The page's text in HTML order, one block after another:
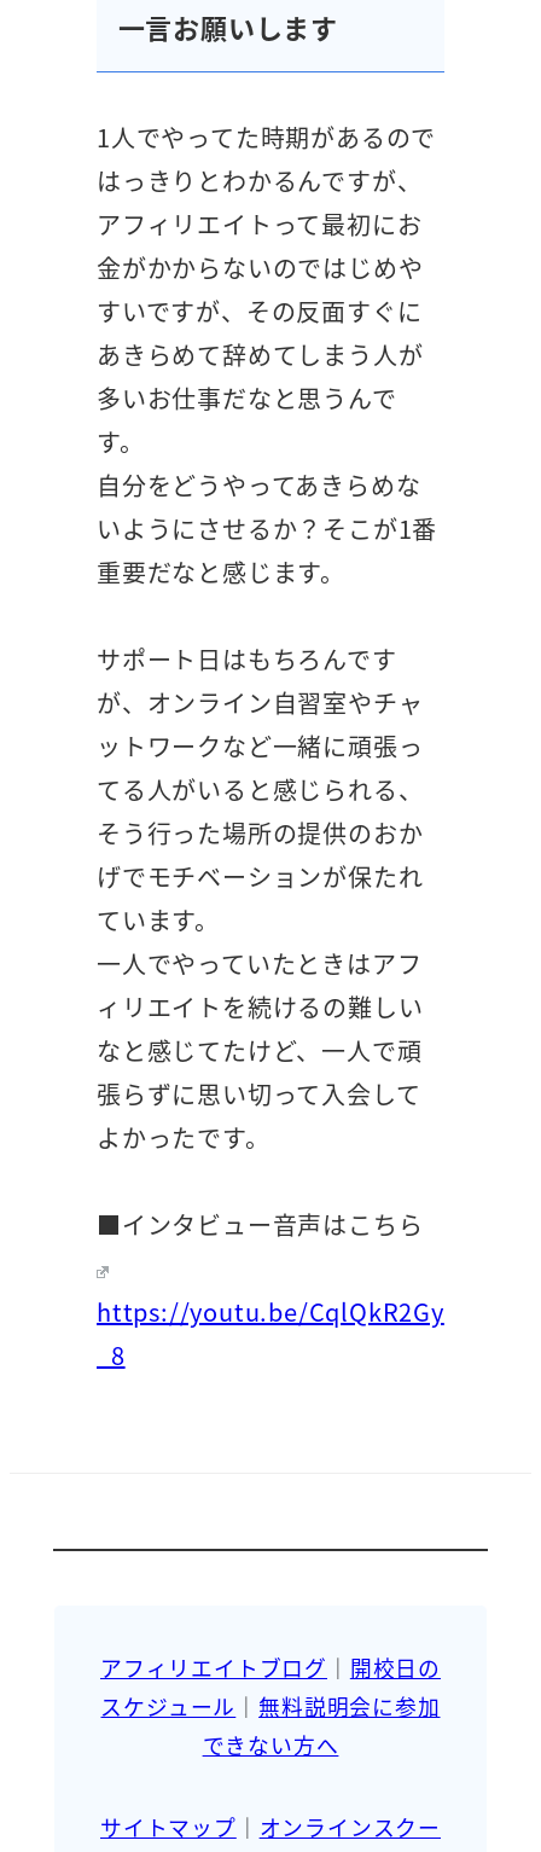
一言お願いします
1人でやってた時期があるので
はっきりとわかるんですが、
アフィリエイトって最初にお
金がかからないのではじめや
すいですが、その反面すぐに
あきらめて辞めてしまう人が
多いお仕事だなと思うんで
す。
自分をどうやってあきらめな
いようにさせるか？そこが1番
重要だなと感じます。
サポート日はもちろんです
が、オンライン自習室やチャ
ットワークなど一緒に頑張っ
てる人がいると感じられる、
そう行った場所の提供のおか
げでモチベーションが保たれ
ています。
一人でやっていたときはアフ
ィリエイトを続けるの難しい
なと感じてたけど、一人で頑
張らずに思い切って入会して
よかったです。
■インタビュー音声はこちら
https://youtu.be/CqlQkR2Gy
_8
アフィリエイトブログ ｜ 開校日の
スケジュール ｜ 無料説明会に参加
できない方へ
サイトマップ ｜ オンラインスクー